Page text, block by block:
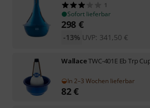
1
Sofort lieferbar
298 €
UVP: 341,50 €
-13%
WallaceTWC-401E Eb Trp
In 2–3 Wochen lieferbar
82€